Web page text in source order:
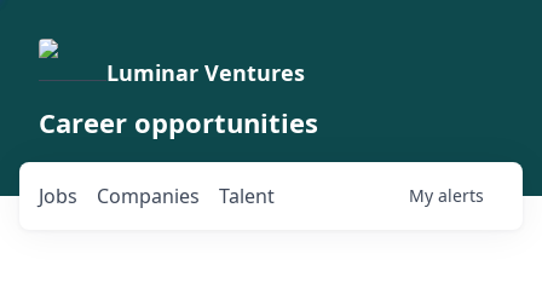
Luminar Ventures
Career opportunities
Jobs Companies Talent My alerts